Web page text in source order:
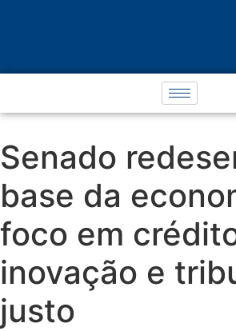
Senado
base da
foco em
inovação e
justo